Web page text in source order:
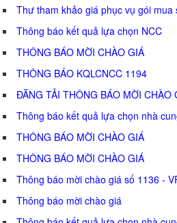
Thư tham khảo giá phục vụ gói mua
Thông báo kết quả lựa chọn NCC
THÔNG BÁO MỜI CHÀO GIÁ
THÔNG BÁO KQLCNCC 1194
ĐĂNG TẢI THÔNG BÁO MỜI CHÀO
Thông báo kết quả lựa chọn nhà
THÔNG BÁO MỜI CHÀO GIÁ
THÔNG BÁO MỜI CHÀO GIÁ
Thông báo mời chào giá số 1136 -
Thông báo mời chào giá